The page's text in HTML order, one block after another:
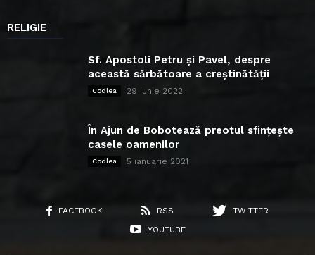
RELIGIE
Sf. Apostoli Petru și Pavel, despre
această sărbătoare a creștinătății
Codlea 29 iunie 2022
În Ajun de Bobotează preotul sfințește
casele oamenilor
Codlea 5 ianuarie 2021
FACEBOOK RSS
TWITTER
YOUTUBE